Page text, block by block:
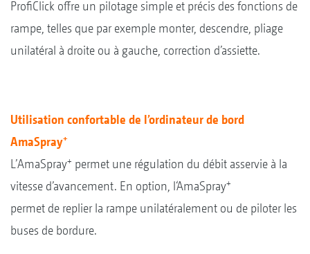
ProfiClick offre un pilotage simple et précis des fonctions de
rampe, telles que par exemple monter, descendre, pliage
unilatéral à droite ou à gauche, correction d’assiette.
Utilisation confortable de l’ordinateur de bord
AmaSpray+
L’AmaSpray+ permet une régulation du débit asservie à la
vitesse d’avancement. En option, l‘AmaSpray+
permet de replier la rampe unilatéralement ou de piloter les
buses de bordure.